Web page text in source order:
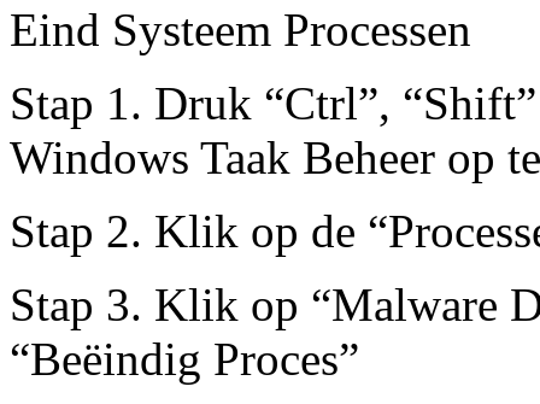
Eind Systeem Processen
Stap 1. Druk “Ctrl”,
Windows Taak Beheer op
Stap 2. Klik op de
Stap 3. Klik op “Malware
“Beëindig Proces”